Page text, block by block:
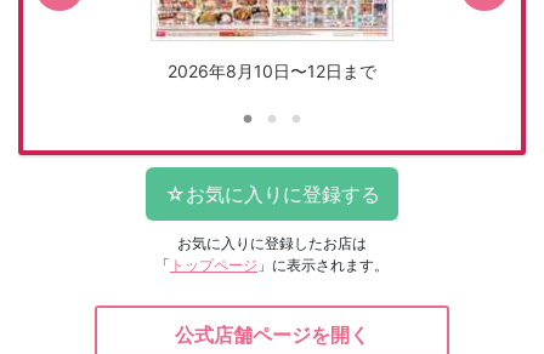
2026年8月10日〜12日まで
お気に入りに登録したお店は
「 トップページ 」に表示されます。
公式店舗ページを開く